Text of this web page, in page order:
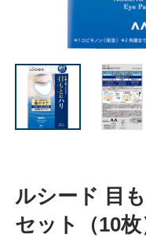
ルシード 目
セット（10枚